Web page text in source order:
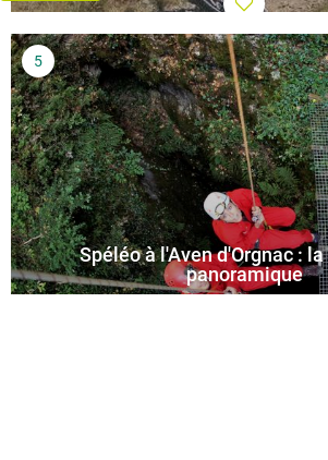
Spéléo à l'Aven d'Orgnac :
panoramique